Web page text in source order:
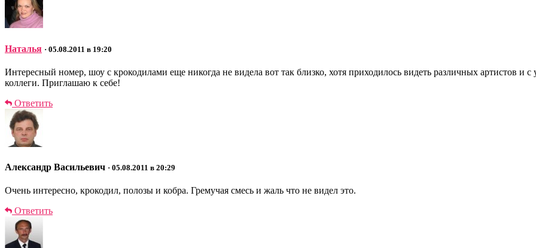
Наталья · 05.08.2011 в 19:20
Интересный номер, шоу с крокодилами еще никогда не видела вот так близко, хотя приходилось видеть различных артистов
коллеги. Приглашаю к себе!
Ответить
Александр Васильевич · 05.08.2011 в 20:29
Очень интересно, крокодил, полозы и кобра. Гремучая смесь и жаль что не видел это.
Ответить